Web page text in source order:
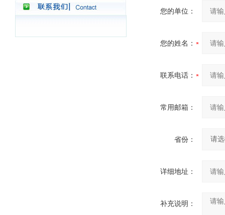
您的单位：
您的姓名：
联系电话：
常用邮箱：
省份：
详细地址：
补充说明：